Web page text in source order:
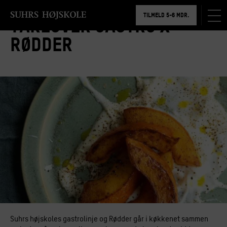
TILMELD 5-6 MDR.
BOOK RUNDVISNING
Takeover Gastro x
Rødder
Suhrs højskoles gastrolinje og Rødder går i køkkenet sammen